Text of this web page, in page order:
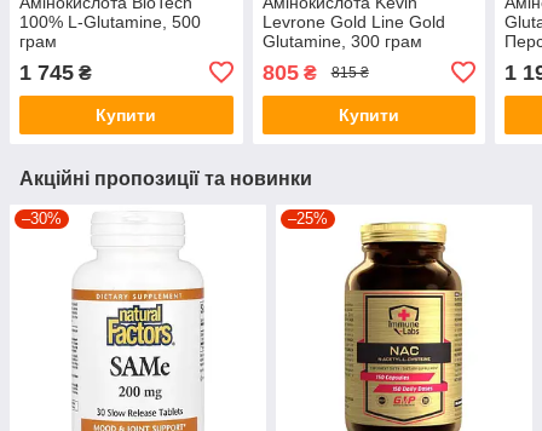
100% L-Glutamine, 500
грам
1 745 ₴
Купити
Levrone Gold Line Gold
Glutamine, 300 грам
805₴ 815 ₴
Купити
1
Акційні пропозиції та новинки
–30% –25%